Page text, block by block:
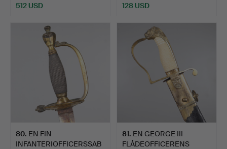
512 USD 128 USD
80. EN FIN
INFANTERIOFFICERSSAB
81. EN GEORGE III
FLÅDEOFFICERENS